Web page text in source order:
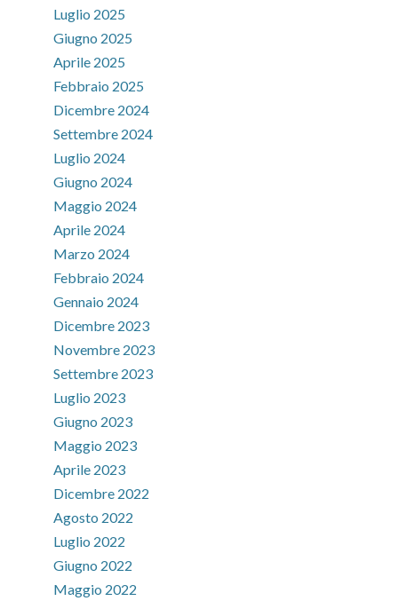
Luglio 2025
Giugno 2025
Aprile 2025
Febbraio 2025
Dicembre 2024
Settembre 2024
Luglio 2024
Giugno 2024
Maggio 2024
Aprile 2024
Marzo 2024
Febbraio 2024
Gennaio 2024
Dicembre 2023
Novembre 2023
Settembre 2023
Luglio 2023
Giugno 2023
Maggio 2023
Aprile 2023
Dicembre 2022
Agosto 2022
Luglio 2022
Giugno 2022
Maggio 2022